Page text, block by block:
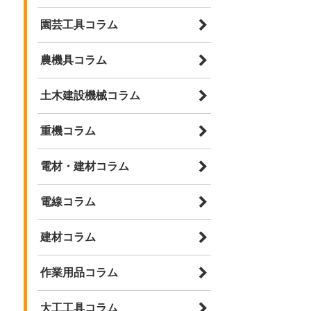
園芸工具コラム
農機具コラム
土木建設機械コラム
重機コラム
電材・建材コラム
電線コラム
建材コラム
作業用品コラム
大工工具コラム